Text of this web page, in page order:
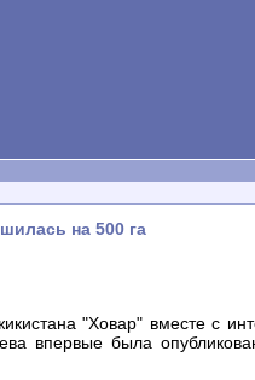
на 500 га
"Ховар" вместе с
впервые была